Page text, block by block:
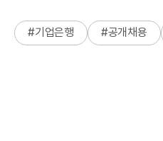
#기업은행 #공개채용